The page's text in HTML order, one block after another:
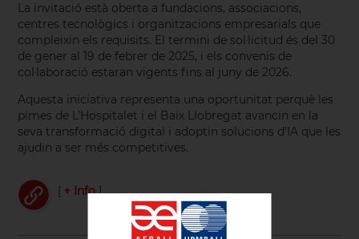
La invitació està oberta a fundacions, associacions,
centres tecnològics i organitzacions empresarials que
compleixin els requisits. El termini de sol·licitud és del 30
de gener al 19 de febrer de 2025, i els convenis de
col·laboració estaran vigents fins al juny de 2026.
Aquesta iniciativa representa una oportunitat perquè les
pimes de L’Hospitalet i el Baix Llobregat avancin en la
seva transformació digital i adoptin solucions d’IA que les
ajudin a ser més competitives.
[ + Info]